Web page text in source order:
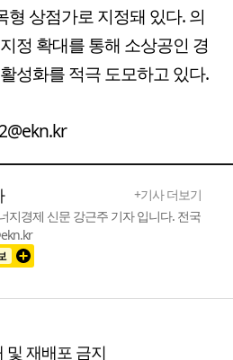
상점가로 지정돼 있다. 의
정 확대를 통해 소상공인 경
성화를 적극 도모하고 있다.
+기사 더보기
지경제 신문 강근주 기자 입니다. 전국
재배포 금지